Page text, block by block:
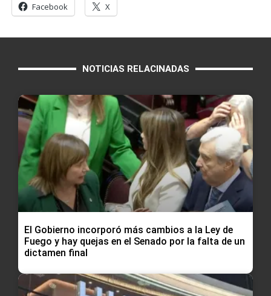
Facebook X
NOTICIAS RELACINADAS
El Gobierno incorporó más cambios a la Ley de
Fuego y hay quejas en el Senado por la falta de un
dictamen final